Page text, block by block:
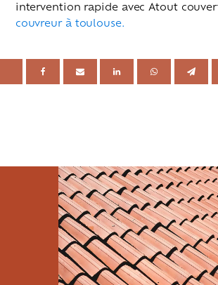
intervention rapide avec Atout
couvreur à toulouse.